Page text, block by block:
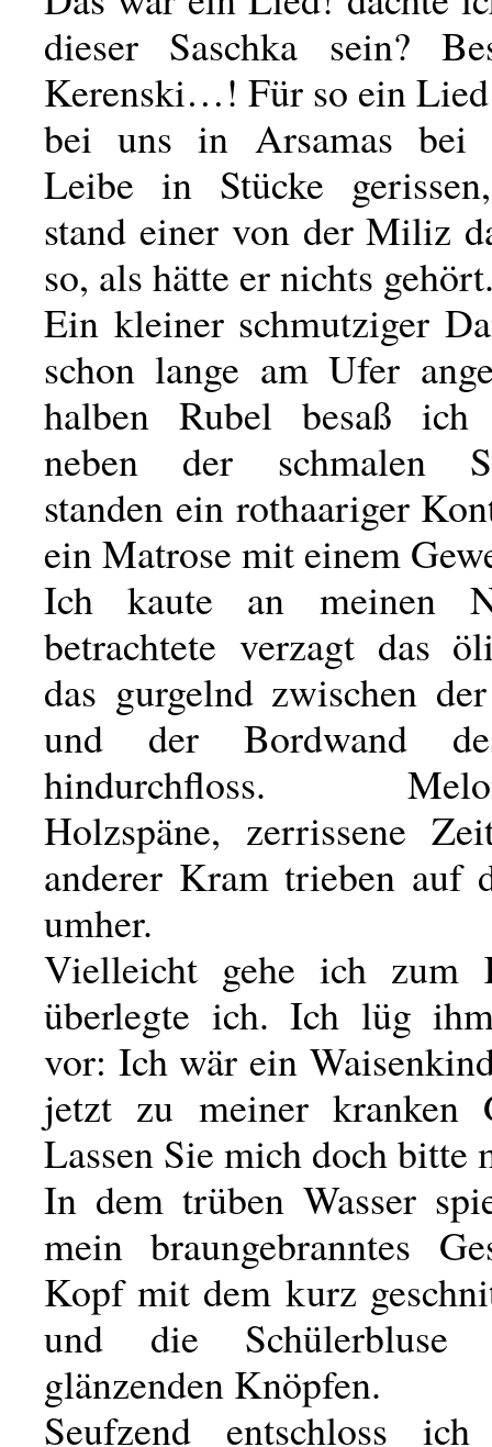
dieser Saschka sein?
Kerenski…! Für so ein
bei uns in Arsamas bei
Leibe in Stücke
stand einer von der Miliz
so, als hätte er nichts
Ein kleiner schmutziger
schon lange am Ufer
halben Rubel besaß
neben der schmalen
standen ein rothaariger
ein Matrose mit einem
Ich kaute an meinen
betrachtete verzagt das
das gurgelnd zwischen
und der Bordwand
hindurchfloss.
Holzspäne, zerrissene
anderer Kram trieben auf
umher.
Vielleicht gehe ich zum
überlegte ich. Ich lüg
vor: Ich wär ein
jetzt zu meiner kranken
Lassen Sie mich doch bitte
In dem trüben Wasser
mein braungebranntes
Kopf mit dem kurz
und die
glänzenden Knöpfen.
Seufzend entschloss